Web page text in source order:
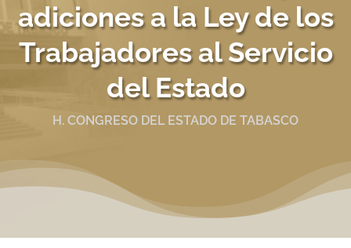
adiciones a la Ley de los
Trabajadores al Servicio
del Estado
H. CONGRESO DEL ESTADO DE TABASCO